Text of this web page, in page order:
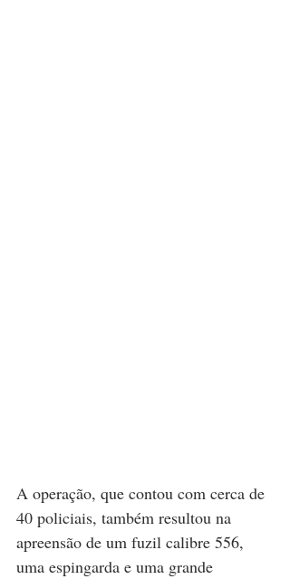
A operação, que contou com cerca de
40 policiais, também resultou na
apreensão de um fuzil calibre 556,
uma espingarda e uma grande